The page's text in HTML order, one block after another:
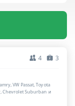
4 3
VW Passat, Toyota
Chevrolet Suburban и